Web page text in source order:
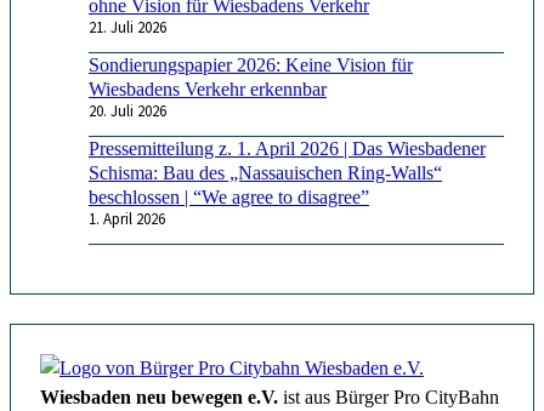
ohne Vision für Wiesbadens Verkehr
21. Juli 2026
Sondierungspapier 2026: Keine Vision für
Wiesbadens Verkehr erkennbar
20. Juli 2026
Pressemitteilung z. 1. April 2026 | Das Wiesbadener
Schisma: Bau des „Nassauischen Ring-Walls“
beschlossen | “We agree to disagree”
1. April 2026
Wiesbaden neu bewegen e.V. ist aus Bürger Pro CityBahn